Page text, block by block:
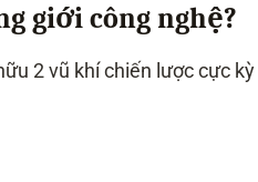
giới công nghệ?
2 vũ khí chiến lược cực kỳ